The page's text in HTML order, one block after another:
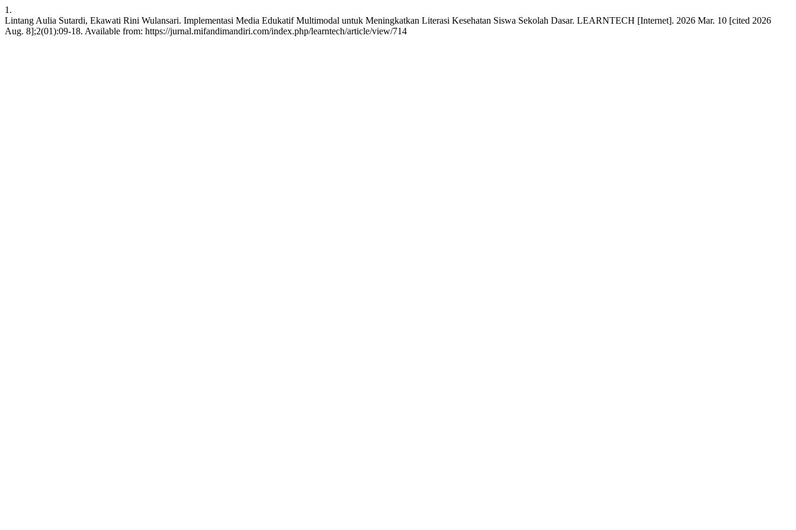
1.
Lintang Aulia Sutardi, Ekawati Rini Wulansari. Implementasi Media Edukatif Multimodal untuk Meningkatkan Literasi Kesehatan Siswa Sekolah Dasar. LEARNTECH [Internet]. 2026 Mar. 10 [cited 2026
Aug. 8];2(01):09-18. Available from: https://jurnal.mifandimandiri.com/index.php/learntech/article/view/714